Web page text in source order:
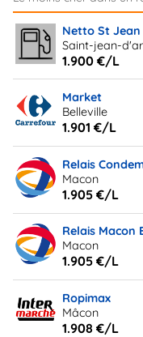
Netto St Jean
Saint-jean-
1.900 €/L
Market
Belleville
1.901 €/L
Relais
Macon
1.905 €/L
Relais Macon
Macon
1.905 €/L
Ropimax
Mâcon
1.908 €/L